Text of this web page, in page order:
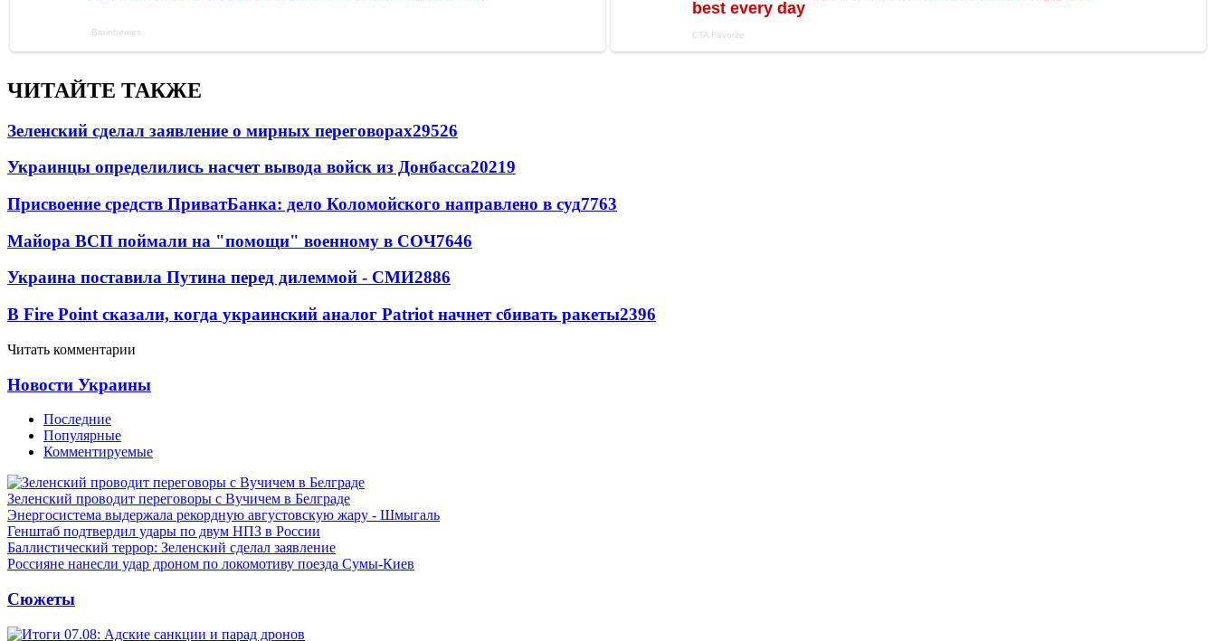
ЧИТАЙТЕ ТАКЖЕ
Зеленский сделал заявление о мирных переговорах29526
Украинцы определились насчет вывода войск из Донбасса20219
Присвоение средств ПриватБанка: дело Коломойского направлено в суд7763
Майора ВСП поймали на "помощи" военному в СОЧ7646
Украина поставила Путина перед дилеммой - СМИ2886
В Fire Point сказали, когда украинский аналог Patriot начнет сбивать ракеты2396
Читать комментарии
Новости Украины
Последние
Популярные
Комментируемые
Зеленский проводит переговоры с Вучичем в Белграде
Энергосистема выдержала рекордную августовскую жару - Шмыгаль
Генштаб подтвердил удары по двум НПЗ в России
Баллистический террор: Зеленский сделал заявление
Россияне нанесли удар дроном по локомотиву поезда Сумы-Киев
Сюжеты